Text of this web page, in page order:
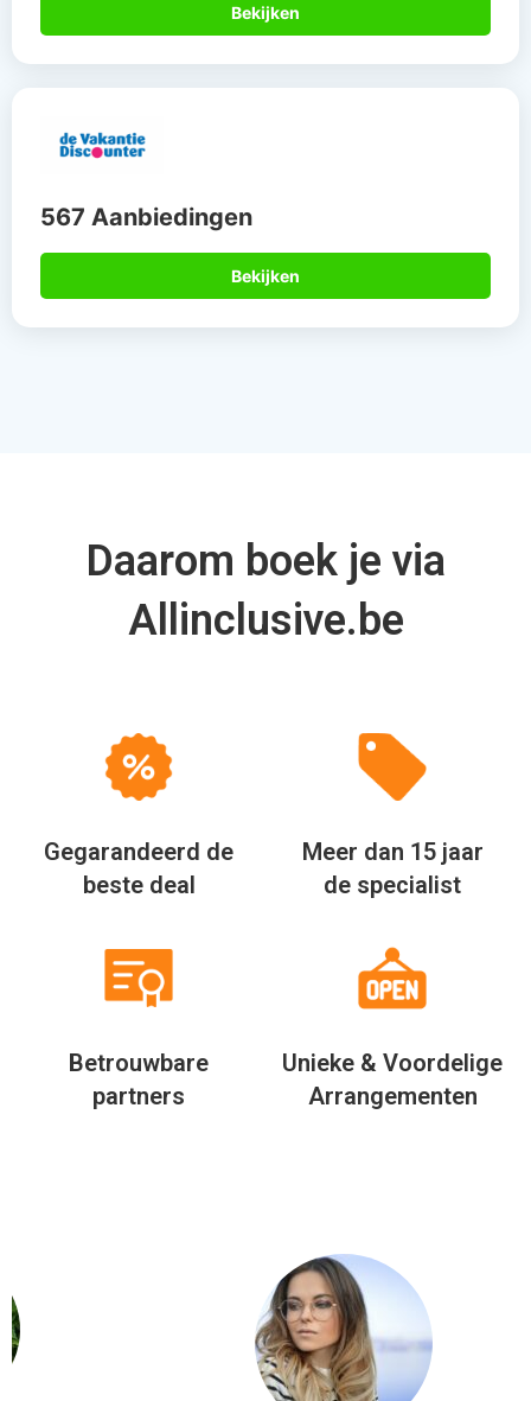
Bekijken
567 Aanbiedingen
Bekijken
Daarom boek je via
Allinclusive.be
Gegarandeerd de
beste deal
Meer dan 15 jaar
de specialist
Betrouwbare
partners
Unieke & Voordelige
Arrangementen